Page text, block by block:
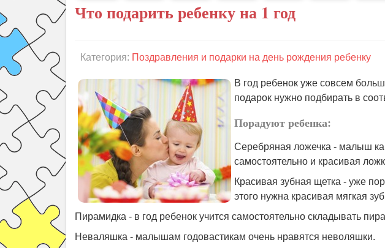
Что подарить ребенку на 1 год
Категория: Поздравления и подарки на день рождения ребенку
В год ребенок уже совсем
подарок нужно подбирать в
Порадуют ребенка:
Серебряная ложечка - малыш
самостоятельно и красивая
Красивая зубная щетка - уже
этого нужна красивая мягкая
Пирамидка - в год ребенок учится самостоятельно складывать
Неваляшка - малышам годовастикам очень нравятся неволяшки.